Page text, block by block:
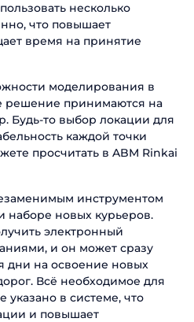
несколько
что повышает
время на принятие
моделирования в
решение принимаются на
Будь-то выбор локации для
каждой точки
просчитать в ABM Rinkai
инструментом
наборе новых курьеров.
электронный
и он может сразу
дни на освоение новых
Всё необходимое для
в системе, что
и повышает